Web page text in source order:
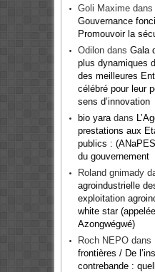
Goli Maximedans
Gouvernance
Promouvoir la
Odilondans Gala
plus dynamiques
des meilleures
célébré pour leur
sens d’innovation
bio yaradans
prestations aux
publics :
du gouvernement
Roland gnimady
agroindustrielle
exploitation
white star
Azongwégwé)
Roch NEPOdans
frontières / De
contrebande :